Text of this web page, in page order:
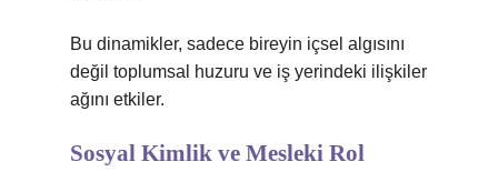
Bu dinamikler, sadece bireyin içsel algısını
değil toplumsal huzuru ve iş yerindeki ilişkiler
ağını etkiler.
Sosyal Kimlik ve Mesleki Rol